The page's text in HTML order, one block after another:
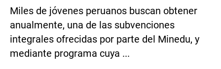
Miles de jóvenes peruanos buscan obtener
anualmente, una de las subvenciones
integrales ofrecidas por parte del Minedu, y
mediante programa cuya ...